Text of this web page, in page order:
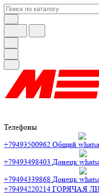
Телефоны
+79493500962 Общий
+79493498403 Донецк
+79494339868 Донецк
+79494220214 ГОРЯЧАЯ